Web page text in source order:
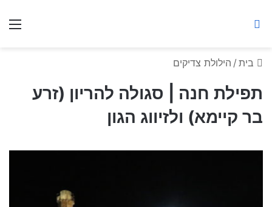
בית / הילולת צדיקים
תפילת חנה | סגולה להריון (זרע
בר קיימא) ולזיווג הגון